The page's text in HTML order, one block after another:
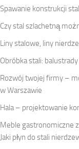
Spawanie konstrukcji
Czy stal szlachetną
Liny stalowe, liny
Obróbka stali:
Rozwój twojej firmy –
w Warszawie
Hala – projektowanie
Meble gastronomiczne
Jaki płyn do stali